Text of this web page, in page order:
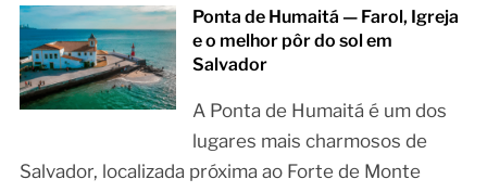
Ponta de Humaitá — Farol, Igreja
e o melhor pôr do sol em
Salvador
A Ponta de Humaitá é um dos
lugares mais charmosos de
Salvador, localizada próxima ao Forte de Monte